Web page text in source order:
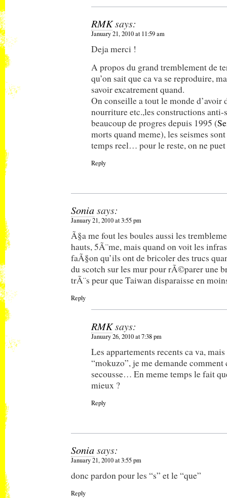
RMKsays:
January 21, 2010 at 11:59 am
Deja merci !
A propos du grand tremblement de
qu’on sait que ca va se reproduire,
savoir excatrement quand.
On conseille a tout le monde d’avoir
nourriture etc.,les constructions
beaucoup de progres depuis 1995 (
morts quand meme), les seismes
temps reel… pour le reste, on ne
Reply
Soniasays:
January 21, 2010 at 3:55 pm
Ã§a me fout les boules aussi les
hauts, 5Ã¨me, mais quand on voit les
faÃ§on qu’ils ont de bricoler des trucs
du scotch sur les mur pour rÃ©parer une
trÃ¨s peur que Taiwan disparaisse en
Reply
RMKsays:
January 26, 2010 at 7:38 pm
Les appartements recents ca va,
“mokuzo”, je me demande comment
secousse… En meme temps le fait
mieux ?
Reply
Soniasays:
January 21, 2010 at 3:55 pm
donc pardon pour les “s” et le “que”
Reply